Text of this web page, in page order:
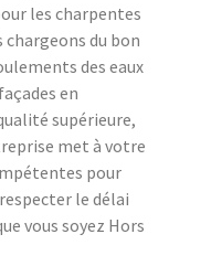
les charpentes
chargeons du bon
des eaux
en
supérieure,
met à votre
pour
le délai
vous soyez Hors